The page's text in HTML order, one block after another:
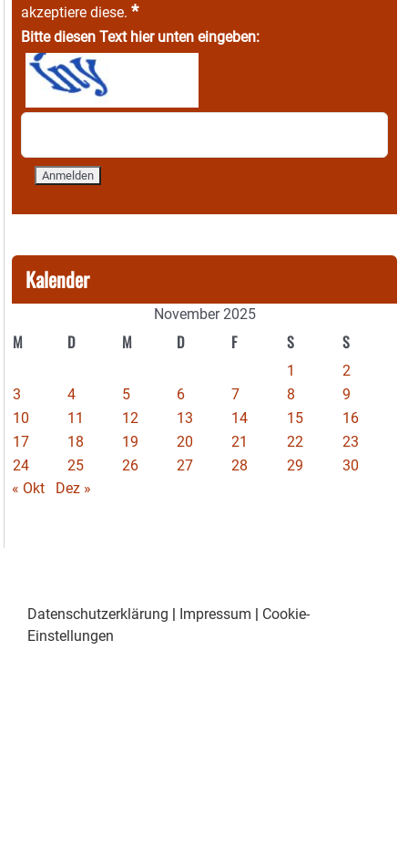
akzeptiere diese. *
Bitte diesen Text hier unten eingeben:
Kalender
November 2025
M D M D F S S
1
2
3
4 5 6 7 8
9
10
11 12 13 14 15
16
17
18 19 20 21 22
23
24
25 26 27 28 29
30
« Okt
Dez »
Datenschutzerklärung Impressum
Cookie-
Einstellungen